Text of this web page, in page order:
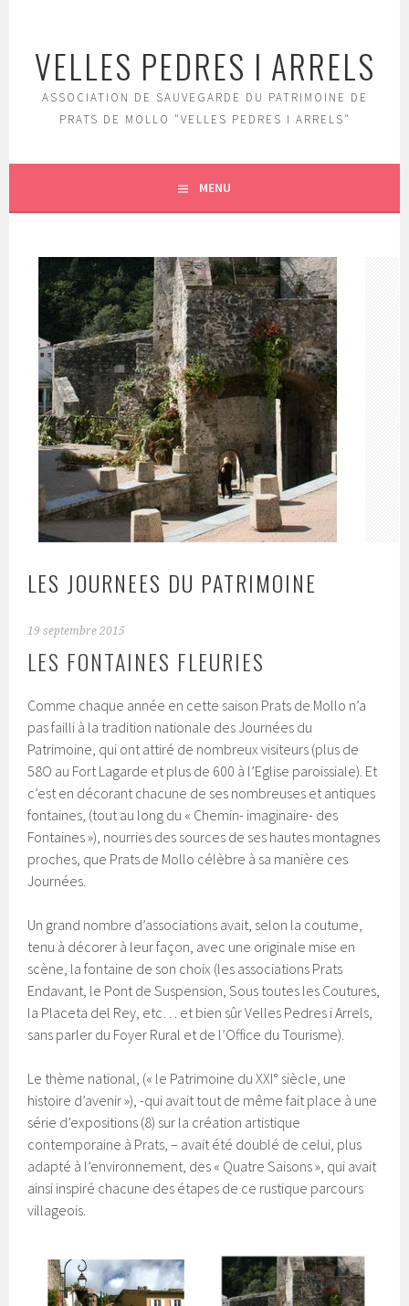
contenu
principal
VELLES PEDRES I ARRELS
ASSOCIATION DE SAUVEGARDE DU PATRIMOINE DE
PRATS DE MOLLO "VELLES PEDRES I ARRELS"
MENU
LES JOURNEES DU PATRIMOINE
19 septembre 2015
LES FONTAINES FLEURIES
Comme chaque année en cette saison Prats de Mollo n’a
pas failli à la tradition nationale des Journées du
Patrimoine, qui ont attiré de nombreux visiteurs (plus de
58O au Fort Lagarde et plus de 600 à l’Eglise paroissiale). Et
c’est en décorant chacune de ses nombreuses et antiques
fontaines, (tout au long du « Chemin- imaginaire- des
Fontaines »), nourries des sources de ses hautes montagnes
proches, que Prats de Mollo célèbre à sa manière ces
Journées.
Un grand nombre d’associations avait, selon la coutume,
tenu à décorer à leur façon, avec une originale mise en
scène, la fontaine de son choix (les associations Prats
Endavant, le Pont de Suspension, Sous toutes les Coutures,
la Placeta del Rey, etc… et bien sûr Velles Pedres i Arrels,
sans parler du Foyer Rural et de l’Office du Tourisme).
Le thème national, (« le Patrimoine du XXI° siècle, une
histoire d’avenir »), -qui avait tout de même fait place à une
série d’expositions (8) sur la création artistique
contemporaine à Prats, – avait été doublé de celui, plus
adapté à l’environnement, des « Quatre Saisons », qui avait
ainsi inspiré chacune des étapes de ce rustique parcours
villageois.